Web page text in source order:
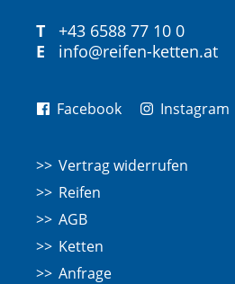
T
+43 6588 77 10 0
E
info@reifen-ketten.at
Facebook Instagram
Vertrag widerrufen
Reifen
AGB
Ketten
Anfrage